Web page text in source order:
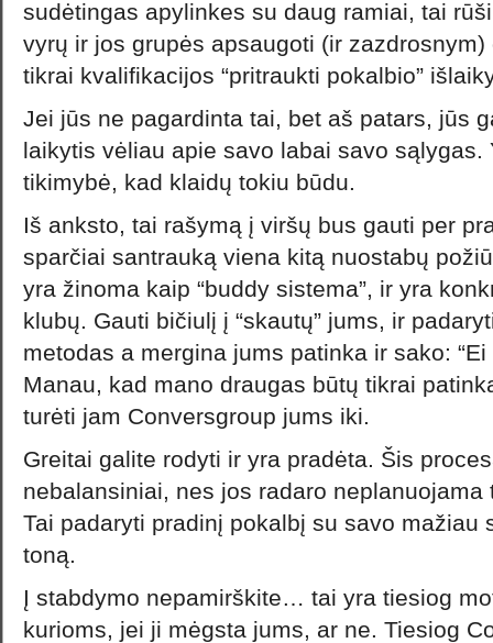
sudėtingas apylinkes su daug ramiai, tai
vyrų ir jos grupės apsaugoti (ir
tikrai kvalifikacijos “pritraukti pokalbio”
Jei jūs ne pagardinta tai, bet aš patars, jūs
laikytis vėliau apie savo labai savo sąlygas.
tikimybė, kad klaidų tokiu būdu.
Iš anksto, tai rašymą į viršų bus gauti per
sparčiai santrauką viena kitą nuostabų
yra žinoma kaip “buddy sistema”, ir yra
klubų. Gauti bičiulį į “skautų” jums, ir
metodas a mergina jums patinka ir sako:
Manau, kad mano draugas būtų tikrai
turėti jam Conversgroup jums iki.
Greitai galite rodyti ir yra pradėta. Šis
nebalansiniai, nes jos radaro
Tai padaryti pradinį pokalbį su savo mažiau
toną.
Į stabdymo nepamirškite… tai yra tiesiog
kurioms, jei ji mėgsta jums, ar ne. Tiesiog